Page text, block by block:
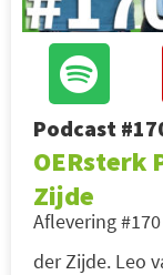
Podcast
OERsterk
Zijde
Aflevering
der Zijde. Leo